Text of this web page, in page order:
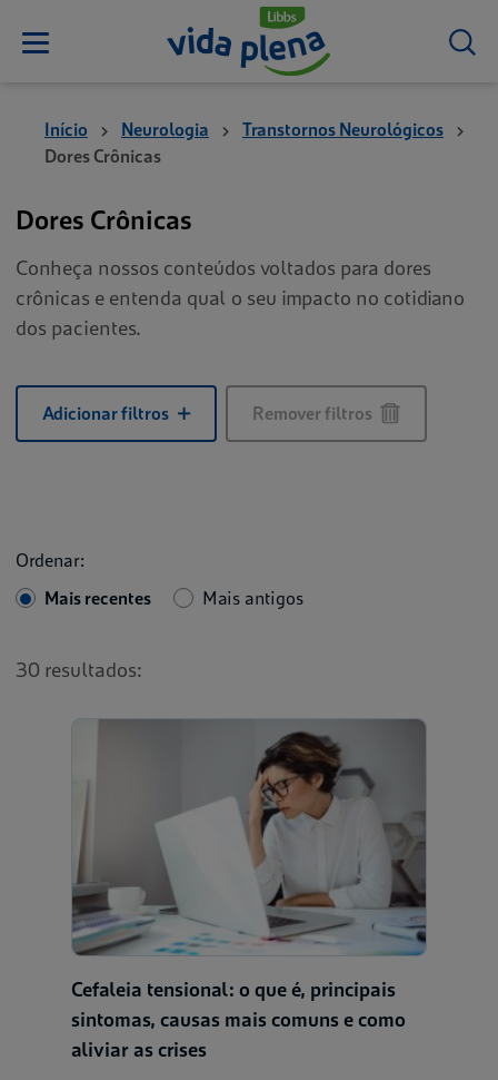
Início Neurologia
Transtornos Neurológicos
Dores Crônicas
Dores Crônicas
Conheça nossos conteúdos voltados para dores
crônicas e entenda qual o seu impacto no cotidiano
dos pacientes.
Adicionar filtros Remover filtros
Ordenar:
Mais recentes
Mais antigos
30 resultados:
Cefaleia tensional: o que é, principais
sintomas, causas mais comuns e como
aliviar as crises